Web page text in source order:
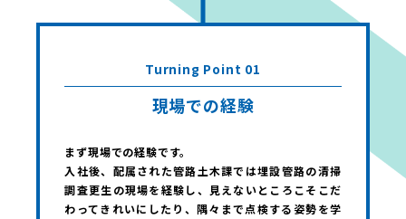
Turning Point 01
現場での経験
まず現場での経験です。
入社後、配属された管路土木課では埋設管路の清掃
調査更生の現場を経験し、見えないところこそこだ
わってきれいにしたり、隅々まで点検する姿勢を学